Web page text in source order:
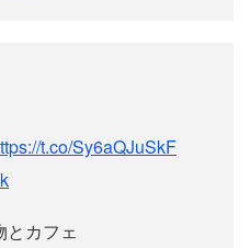
t.co/Sy6aQJuSkF
カフェ